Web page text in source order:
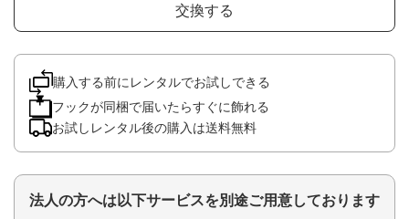
交換する
購入する前にレンタルでお試しできる
フックが同梱で届いたらすぐに飾れる
お試しレンタル後の購入は送料無料
法人の方へは以下サービスを別途ご用意しております